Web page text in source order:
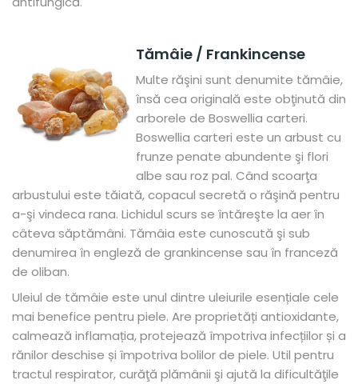
Tămâie / Frankincense
Multe răşini sunt denumite tămâie,
însă cea originală este obţinută din
arborele de Boswellia carteri.
Boswellia carteri este un arbust cu
frunze penate abundente şi flori
albe sau roz pal. Când scoarţa
arbustului este tăiată, copacul secretă o răşină pentru
a-şi vindeca rana. Lichidul scurs se întăreşte la aer în
câteva săptămâni. Tămâia este cunoscută şi sub
denumirea în engleză de grankincense sau în franceză
de oliban.
Uleiul de tămâie este unul dintre uleiurile esențiale cele
mai benefice pentru piele. Are proprietăți antioxidante,
calmează inflamația, protejează împotriva infecțiilor și a
rănilor deschise și împotriva bolilor de piele. Util pentru
tractul respirator, curăţă plămânii şi ajută la dificultăţile